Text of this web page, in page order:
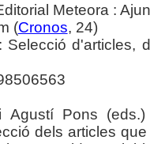
Meteora :
(Cronos, 24)
Selecció d'articles,
Agustí Pons
dels articles